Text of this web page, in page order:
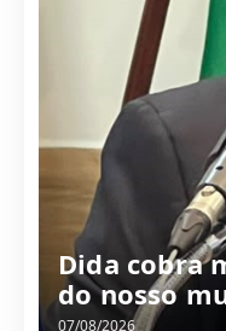
Dida cobra
do nosso
07/08/2026